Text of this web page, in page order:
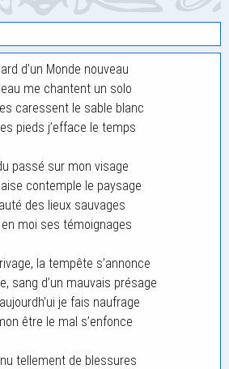
d’un Monde nouveau
me chantent un solo
caressent le sable blanc
pieds j’efface le temps
passé sur mon visage
contemple le paysage
des lieux sauvages
moi ses témoignages
la tempête s’annonce
sang d’un mauvais présage
je fais naufrage
être le mal s’enfonce
tellement de blessures